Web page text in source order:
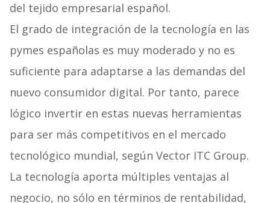
del tejido empresarial español.
El grado de integración de la tecnología en las
pymes españolas es muy moderado y no es
suficiente para adaptarse a las demandas del
nuevo consumidor digital. Por tanto, parece
lógico invertir en estas nuevas herramientas
para ser más competitivos en el mercado
tecnológico mundial, según Vector ITC Group.
La tecnología aporta múltiples ventajas al
negocio, no sólo en términos de rentabilidad,